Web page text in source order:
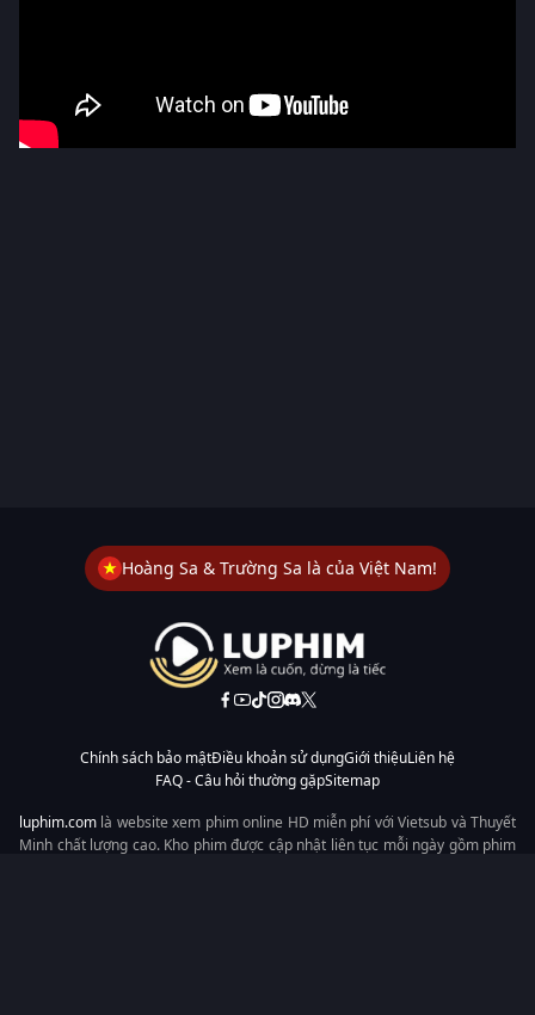
Hoàng Sa & Trường Sa là của Việt Nam!
Chính sách bảo mậtĐiều khoản sử dụngGiới thiệuLiên hệ
FAQ - Câu hỏi thường gặpSitemap
luphim.com là website xem phim online HD miễn phí với Vietsub và Thuyết
Minh chất lượng cao. Kho phim được cập nhật liên tục mỗi ngày gồm phim